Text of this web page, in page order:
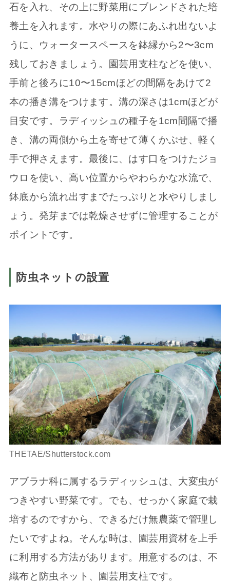
石を入れ、その上に野菜用にブレンドされた培
養土を入れます。水やりの際にあふれ出ないよ
うに、ウォータースペースを鉢縁から2〜3cm
残しておきましょう。園芸用支柱などを使い、
手前と後ろに10〜15cmほどの間隔をあけて2
本の播き溝をつけます。溝の深さは1cmほどが
目安です。ラディッシュの種子を1cm間隔で播
き、溝の両側から土を寄せて薄くかぶせ、軽く
手で押さえます。最後に、はす口をつけたジョ
ウロを使い、高い位置からやわらかな水流で、
鉢底から流れ出すまでたっぷりと水やりしまし
ょう。発芽までは乾燥させずに管理することが
ポイントです。
防虫ネットの設置
THETAE/Shutterstock.com
アブラナ科に属するラディッシュは、大変虫が
つきやすい野菜です。でも、せっかく家庭で栽
培するのですから、できるだけ無農薬で管理し
たいですよね。そんな時は、園芸用資材を上手
に利用する方法があります。用意するのは、不
織布と防虫ネット、園芸用支柱です。